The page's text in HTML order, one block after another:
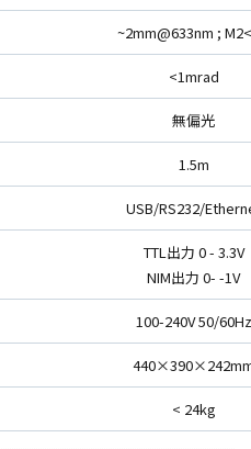
~2mm@633nm ;
<1mrad
無偏光
1.5m
USB/RS232/
TTL出力 0 - 3.3V
NIM出力 0- -1V
100-240V 50/60Hz
< 24kg